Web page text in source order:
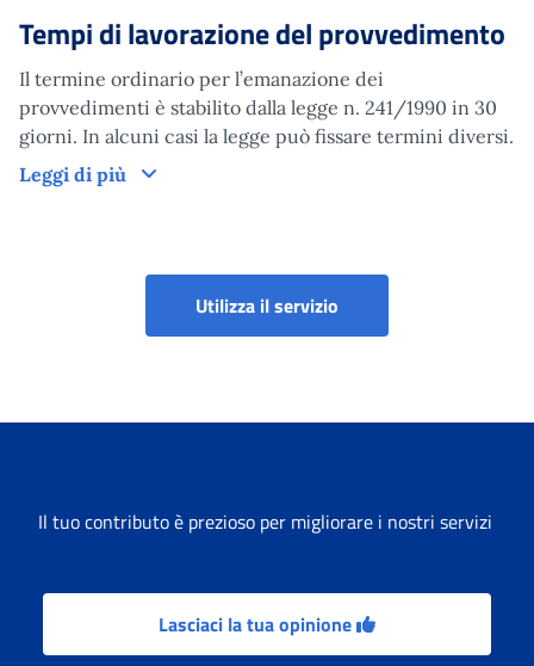
Tempi di lavorazione del provvedimento
Il termine ordinario per l’emanazione dei
provvedimenti è stabilito dalla legge n. 241/1990 in 30
giorni. In alcuni casi la legge può fissare termini diversi.
Leggi di più
Tempi di lavorazione del provvedimento
Utilizza il servizio
Il tuo contributo è prezioso per migliorare i nostri servizi
Lasciaci la tua opinione